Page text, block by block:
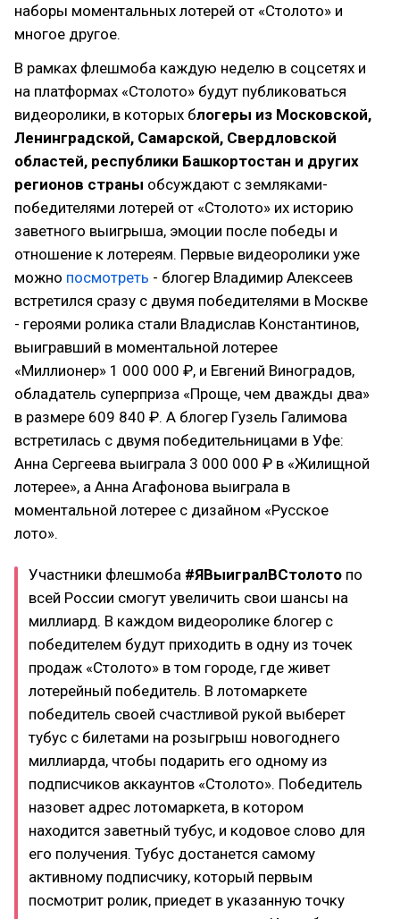
наборы моментальных лотерей от «Столото» и
многое другое.
В рамках флешмоба каждую неделю в соцсетях и
на платформах «Столото» будут публиковаться
видеоролики, в которых блогеры из Московской,
Ленинградской, Самарской, Свердловской
областей, республики Башкортостан и других
регионов страны обсуждают с земляками-
победителями лотерей от «Столото» их историю
заветного выигрыша, эмоции после победы и
отношение к лотереям. Первые видеоролики уже
можно посмотреть - блогер Владимир Алексеев
встретился сразу с двумя победителями в Москве
- героями ролика стали Владислав Константинов,
выигравший в моментальной лотерее
«Миллионер» 1 000 000 ₽, и Евгений Виноградов,
обладатель суперприза «Проще, чем дважды два»
в размере 609 840 ₽. А блогер Гузель Галимова
встретилась с двумя победительницами в Уфе:
Анна Сергеева выиграла 3 000 000 ₽ в «Жилищной
лотерее», а Анна Агафонова выиграла в
моментальной лотерее с дизайном «Русское
лото».
Участники флешмоба #ЯВыигралВСтолото по
всей России смогут увеличить свои шансы на
миллиард. В каждом видеоролике блогер с
победителем будут приходить в одну из точек
продаж «Столото» в том городе, где живет
лотерейный победитель. В лотомаркете
победитель своей счастливой рукой выберет
тубус с билетами на розыгрыш новогоднего
миллиарда, чтобы подарить его одному из
подписчиков аккаунтов «Столото». Победитель
назовет адрес лотомаркета, в котором
находится заветный тубус, и кодовое слово для
его получения. Тубус достанется самому
активному подписчику, который первым
посмотрит ролик, приедет в указанную точку